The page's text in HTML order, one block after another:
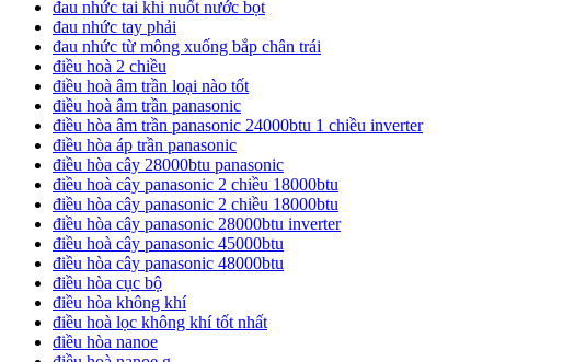
đau nhức tai khi nuốt nước bọt
đau nhức tay phải
đau nhức từ mông xuống bắp chân trái
điều hoà 2 chiều
điều hoà âm trần loại nào tốt
điều hoà âm trần panasonic
điều hòa âm trần panasonic 24000btu 1 chiều inverter
điều hòa áp trần panasonic
điều hòa cây 28000btu panasonic
điều hoà cây panasonic 2 chiều 18000btu
điều hòa cây panasonic 2 chiều 18000btu
điều hòa cây panasonic 28000btu inverter
điều hoà cây panasonic 45000btu
điều hòa cây panasonic 48000btu
điều hòa cục bộ
điều hòa không khí
điều hoà lọc không khí tốt nhất
điều hòa nanoe